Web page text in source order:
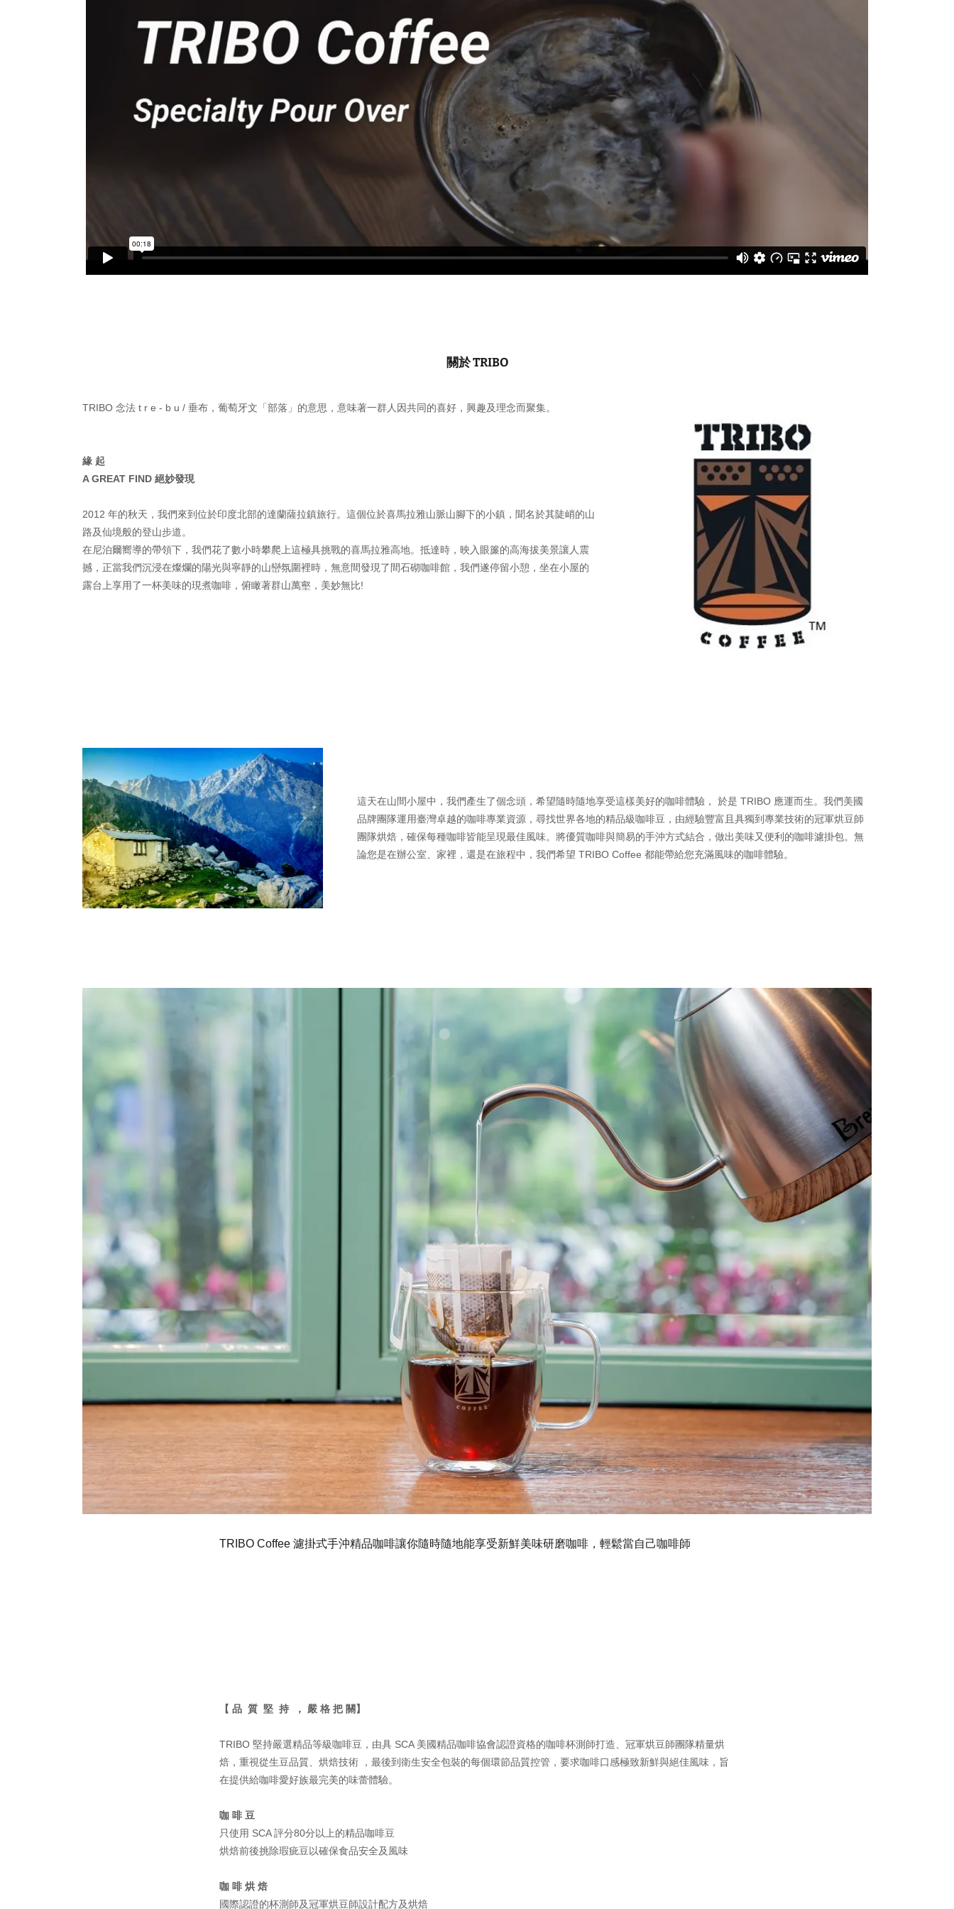
關於 TRIBO
TRIBO 念法 t r e - b u / 垂布，葡萄牙文「部落」的意思，意味著一群人因共同的喜好，興趣及理念而聚集。
緣 起
A GREAT FIND 絕妙發現
2012 年的秋天，我們來到位於印度北部的達蘭薩拉鎮旅行。這個位於喜馬拉雅山脈山腳下的小鎮，聞名於其陡峭的山
路及仙境般的登山步道。
在尼泊爾嚮導的帶領下，我們花了數小時攀爬上這極具挑戰的喜馬拉雅高地。抵達時，映入眼簾的高海拔美景讓人震
撼，正當我們沉浸在燦爛的陽光與寧靜的山巒氛圍裡時，無意間發現了間石砌咖啡館，我們遂停留小憩，坐在小屋的
露台上享用了一杯美味的現煮咖啡，俯瞰著群山萬壑，美妙無比!
這天在山間小屋中，我們產生了個念頭，希望隨時隨地享受這樣美好的咖啡體驗， 於是 TRIBO 應運而生。我們美國
品牌團隊運用臺灣卓越的咖啡專業資源，尋找世界各地的精品級咖啡豆，由經驗豐富且具獨到專業技術的冠軍烘豆師
團隊烘焙，確保每種咖啡皆能呈現最佳風味。將優質咖啡與簡易的手沖方式結合，做出美味又便利的咖啡濾掛包。無
論您是在辦公室、家裡，還是在旅程中，我們希望 TRIBO Coffee 都能帶給您充滿風味的咖啡體驗。
TRIBO Coffee 濾掛式手沖精品咖啡讓你隨時隨地能享受新鮮美味研磨咖啡，輕鬆當自己咖啡師
【 品 質 堅 持 ， 嚴 格 把 關】
TRIBO 堅持嚴選精品等級咖啡豆，由具 SCA 美國精品咖啡協會認證資格的咖啡杯測師打造、冠軍烘豆師團隊精量烘
焙，重視從生豆品質、烘焙技術 ，最後到衛生安全包裝的每個環節品質控管，要求咖啡口感極致新鮮與絕佳風味，旨
在提供給咖啡愛好族最完美的味蕾體驗。
咖 啡 豆
只使用 SCA 評分80分以上的精品咖啡豆
烘焙前後挑除瑕疵豆以確保食品安全及風味
咖 啡 烘 焙
國際認證的杯測師及冠軍烘豆師設計配方及烘焙